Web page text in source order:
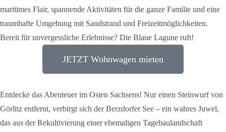
maritimes Flair, spannende Aktivitäten für die ganze Familie und eine
traumhafte Umgebung mit Sandstrand und Freizeitmöglichkeiten.
Bereit für unvergessliche Erlebnisse? Die Blaue Lagune ruft!
JETZT Wohnwagen mieten
Entdecke das Abenteuer im Osten Sachsens! Nur einen Steinwurf von
Görlitz entfernt, verbirgt sich der Berzdorfer See – ein wahres Juwel,
das aus der Rekultivierung einer ehemaligen Tagebaulandschaft